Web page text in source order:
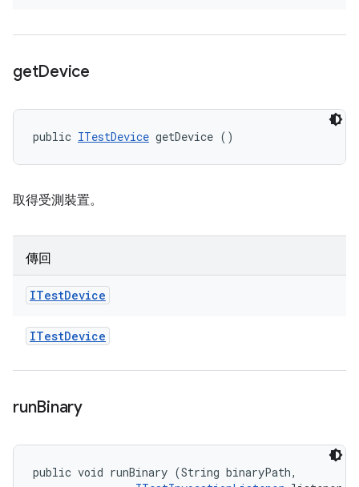
getDevice
public ITestDevice getDevice ()
取得受測裝置。
傳回
ITestDevice
ITestDevice
runBinary
public void runBinary (String binaryPath,